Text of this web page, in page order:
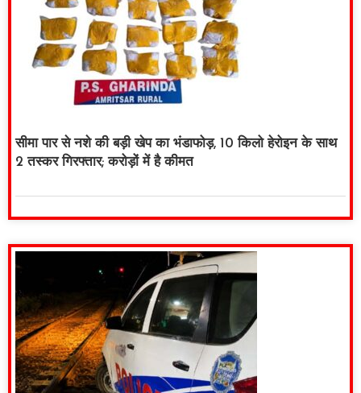
सीमा पार से नशे की बड़ी खेप का भंडाफोड़, 10 किलो हेरोइन के साथ
2 तस्कर गिरफ्तार; करोड़ों में है कीमत